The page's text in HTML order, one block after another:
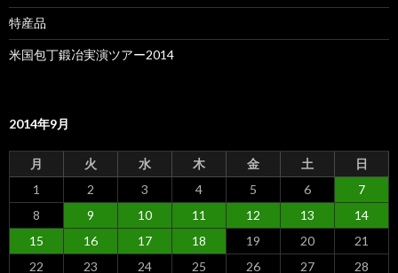
特産品
米国包丁鍛冶実演ツアー2014
2014年9月
月 火 水 木 金 土
日
1
2 3 4 5 6
7
8
9 10 11 12 13
14
15
16 17 18 19 20
21
22
23 24 25 26 27 28